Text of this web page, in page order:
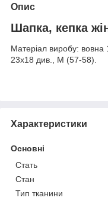
Опис
Шапка, кепка
Матеріал виробу: вовна
23х18 див., М (57-58).
Характеристики
Основні
Стать
Стан
Тип тканини